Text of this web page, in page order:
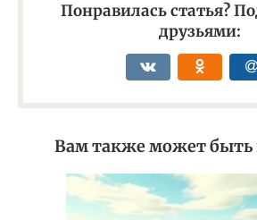
Понравилась статья?
друзьями:
Вам также может быть